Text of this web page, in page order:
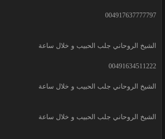
004917637777797
الشيخ الروحاني جلب الحبيب و خلال ساعة
00491634511222
الشيخ الروحاني جلب الحبيب و خلال ساعة
الشيخ الروحاني جلب الحبيب و خلال ساعة